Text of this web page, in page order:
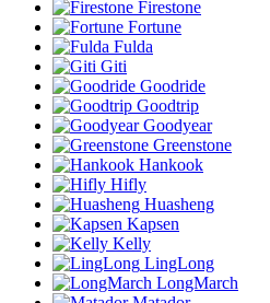
Firestone
Fortune
Fulda
Giti
Goodride
Goodtrip
Goodyear
Greenstone
Hankook
Hifly
Huasheng
Kapsen
Kelly
LingLong
LongMarch